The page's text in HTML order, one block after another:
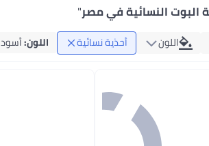
البوت النسائية في مصر"
اللون أحذية نسائية اللون:أسود